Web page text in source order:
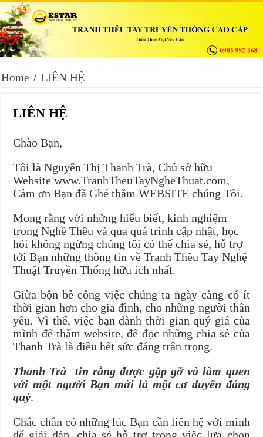
Home / LIÊN HỆ
LIÊN HỆ
Chào Bạn,
Tôi là Nguyễn Thị Thanh Trà, Chủ sở hữu
Website www.TranhTheuTayNgheThuat.com,
Cảm ơn Bạn đã Ghé thăm WEBSITE chúng Tôi.
Mong rằng với những hiểu biết, kinh nghiệm
trong Nghề Thêu và qua quá trình cập nhật, học
hỏi không ngừng chúng tôi có thể chia sẻ, hỗ trợ
tới Bạn những thông tin về Tranh Thêu Tay Nghệ
Thuật Truyền Thống hữu ích nhất.
Giữa bộn bề công việc chúng ta ngày càng có ít
thời gian hơn cho gia đình, cho những người thân
yêu. Vì thế, việc bạn dành thời gian quý giá của
mình để thăm website, để đọc những chia sẻ của
Thanh Trà là điều hết sức đáng trân trọng.
Thanh Trà tin rằng được gặp gỡ và làm quen
với một người Bạn mới là một cơ duyên đáng
quý.
Chắc chắn có những lúc Bạn cần liên hệ với mình